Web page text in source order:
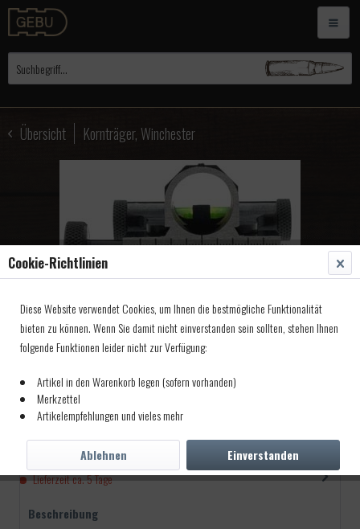
Übersicht Kornträger, Winchester
MVA Kornträger, mit
Wasserwaa
Artikel-Nr.:4100118
665,00 € *
zzgl. Versandkosten
Lieferzeit ca. 5 Tage
Beschreibung
Cookie-Richtlinien
Diese Website verwendet Cookies, um Ihnen die bestmögliche Funktionalität
bieten zu können. Wenn Sie damit nicht einverstanden sein sollten, stehen Ihnen
folgende Funktionen leider nicht zur Verfügung:
Artikel in den Warenkorb legen (sofern vorhanden)
Merkzettel
Artikelempfehlungen und vieles mehr
Einverstanden
Ablehnen